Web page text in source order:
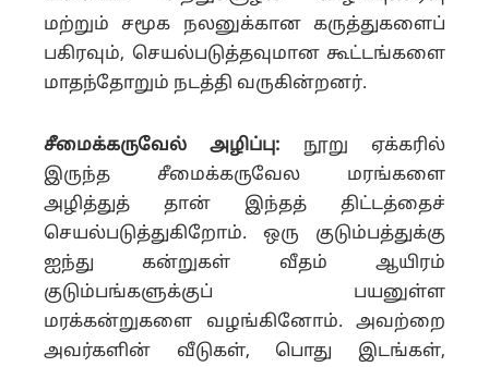
மற்றும் சமூக நலனுக்கான கருத்துகளைப்
பகிரவும், செயல்படுத்தவுமான கூட்டங்களை
மாதந்தோறும் நடத்தி வருகின்றனர்.
சீமைக்கருவேல் அழிப்பு: நூறு ஏக்கரில்
இருந்த சீமைக்கருவேல மரங்களை
அழித்துத் தான் இந்தத் திட்டத்தைச்
செயல்படுத்துகிறோம். ஒரு குடும்பத்துக்கு
ஐந்து கன்றுகள் வீதம் ஆயிரம்
குடும்பங்களுக்குப் பயனுள்ள
மரக்கன்றுகளை வழங்கினோம். அவற்றை
அவர்களின் வீடுகள், பொது இடங்கள்,